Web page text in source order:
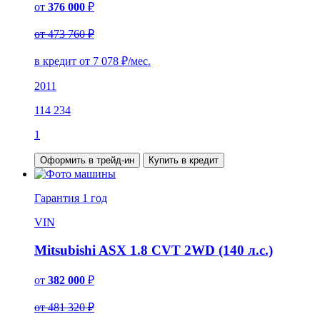
от 376 000 ₽
от 473 760 ₽
в кредит от 7 078 ₽/мес.
2011
114 234
1
Оформить в трейд-ин Купить в кредит
Гарантия 1 год
VIN
Mitsubishi ASX 1.8 CVT 2WD (140 л.с.)
от 382 000 ₽
от 481 320 ₽